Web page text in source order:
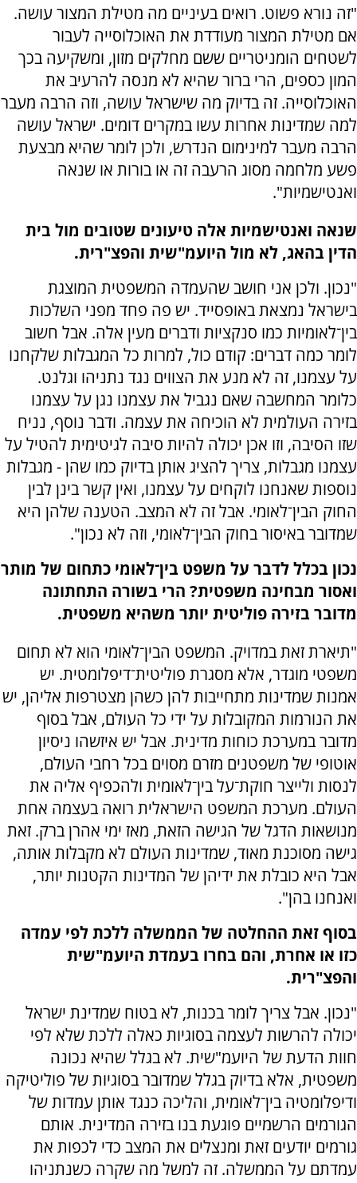
"זה נורא פשוט. רואים בעיניים מה מטילת המצור עושה.
אם מטילת המצור מעודדת את האוכלוסייה לעבור
לשטחים הומניטריים ששם מחלקים מזון, ומשקיעה בכך
המון כספים, הרי ברור שהיא לא מנסה להרעיב את
האוכלוסייה. זה בדיוק מה שישראל עושה, וזה הרבה מעבר
למה שמדינות אחרות עשו במקרים דומים. ישראל עושה
הרבה מעבר למינימום הנדרש, ולכן לומר שהיא מבצעת
פשע מלחמה מסוג הרעבה זה או בורות או שנאה
ואנטישמיות".
שנאה ואנטישמיות אלה טיעונים שטובים מול בית
הדין בהאג, לא מול היועמ"שית והפצ"רית.
"נכון. ולכן אני חושב שהעמדה המשפטית המוצגת
בישראל נמצאת באופסייד. יש פה פחד מפני השלכות
בין־לאומיות כמו סנקציות ודברים מעין אלה. אבל חשוב
לומר כמה דברים: קודם כול, למרות כל המגבלות שלקחנו
על עצמנו, זה לא מנע את הצווים נגד נתניהו וגלנט.
כלומר המחשבה שאם נגביל את עצמנו נגן על עצמנו
בזירה העולמית לא הוכיחה את עצמה. ודבר נוסף, נניח
שזו הסיבה, וזו אכן יכולה להיות סיבה לגיטימית להטיל על
עצמנו מגבלות, צריך להציג אותן בדיוק כמו שהן - מגבלות
נוספות שאנחנו לוקחים על עצמנו, ואין קשר בינן לבין
החוק הבין־לאומי. אבל זה לא המצב. הטענה שלהן היא
שמדובר באיסור בחוק הבין־לאומי, וזה לא נכון".
נכון בכלל לדבר על משפט בין־לאומי כתחום של מותר
ואסור מבחינה משפטית? הרי בשורה התחתונה
מדובר בזירה פוליטית יותר משהיא משפטית.
"תיארת זאת במדויק. המשפט הבין־לאומי הוא לא תחום
משפטי מוגדר, אלא מסגרת פוליטית־דיפלומטית. יש
אמנות שמדינות מתחייבות להן כשהן מצטרפות אליהן, יש
את הנורמות המקובלות על ידי כל העולם, אבל בסוף
מדובר במערכת כוחות מדינית. אבל יש איזשהו ניסיון
אוטופי של משפטנים מזרם מסוים בכל רחבי העולם,
לנסות ולייצר חוקת־על בין־לאומית ולהכפיף אליה את
העולם. מערכת המשפט הישראלית רואה בעצמה אחת
מנושאות הדגל של הגישה הזאת, מאז ימי אהרן ברק. זאת
גישה מסוכנת מאוד, שמדינות העולם לא מקבלות אותה,
אבל היא כובלת את ידיהן של המדינות הקטנות יותר,
ואנחנו בהן".
בסוף זאת ההחלטה של הממשלה ללכת לפי עמדה
כזו או אחרת, והם בחרו בעמדת היועמ"שית
והפצ"רית.
"נכון. אבל צריך לומר בכנות, לא בטוח שמדינת ישראל
יכולה להרשות לעצמה בסוגיות כאלה ללכת שלא לפי
חוות הדעת של היועמ"שית. לא בגלל שהיא נכונה
משפטית, אלא בדיוק בגלל שמדובר בסוגיות של פוליטיקה
ודיפלומטיה בין־לאומית, והליכה כנגד אותן עמדות של
הגורמים הרשמיים פוגעת בנו בזירה המדינית. אותם
גורמים יודעים זאת ומנצלים את המצב כדי לכפות את
עמדתם על הממשלה. זה למשל מה שקרה כשנתניהו